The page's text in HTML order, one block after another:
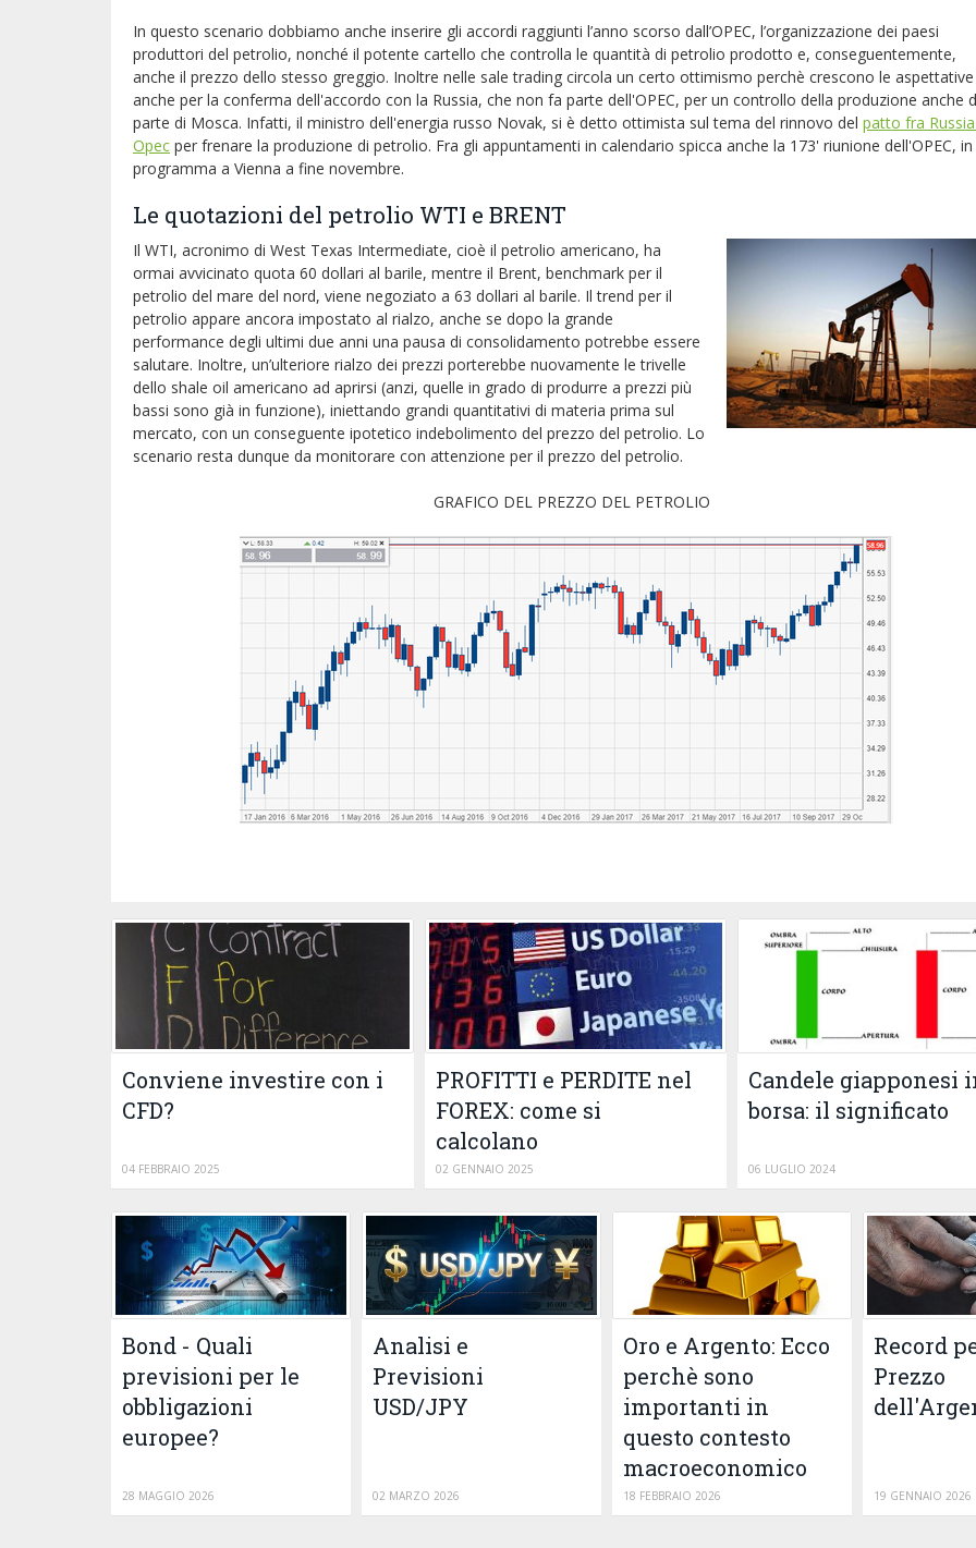
In questo scenario dobbiamo anche inserire gli accordi raggiunti l’anno scorso dall’OPEC, l’organizzazione dei paesi
produttori del petrolio, nonché il potente cartello che controlla le quantità di petrolio prodotto e, conseguentemente,
anche il prezzo dello stesso greggio. Inoltre nelle sale trading circola un certo ottimismo perchè crescono le aspettative
anche per la conferma dell'accordo con la Russia, che non fa parte dell'OPEC, per un controllo della produzione anche
parte di Mosca. Infatti, il ministro dell'energia russo Novak, si è detto ottimista sul tema del rinnovo del patto fra
Opec per frenare la produzione di petrolio. Fra gli appuntamenti in calendario spicca anche la 173' riunione dell'OPEC, in
programma a Vienna a fine novembre.
Le quotazioni del petrolio WTI e BRENT
Il WTI, acronimo di West Texas Intermediate, cioè il petrolio americano, ha
ormai avvicinato quota 60 dollari al barile, mentre il Brent, benchmark per il
petrolio del mare del nord, viene negoziato a 63 dollari al barile. Il trend per il
petrolio appare ancora impostato al rialzo, anche se dopo la grande
performance degli ultimi due anni una pausa di consolidamento potrebbe essere
salutare. Inoltre, un’ulteriore rialzo dei prezzi porterebbe nuovamente le trivelle
dello shale oil americano ad aprirsi (anzi, quelle in grado di produrre a prezzi più
bassi sono già in funzione), iniettando grandi quantitativi di materia prima sul
mercato, con un conseguente ipotetico indebolimento del prezzo del petrolio. Lo
scenario resta dunque da monitorare con attenzione per il prezzo del petrolio.
GRAFICO DEL PREZZO DEL PETROLIO
Conviene investire con i
CFD?
04 FEBBRAIO 2025
PROFITTI e PERDITE nel
FOREX: come si
calcolano
02 GENNAIO 2025
Candele giapponesi
borsa: il significato
06 LUGLIO 2024
Bond - Quali
previsioni per le
obbligazioni
europee?
28 MAGGIO 2026
Analisi e
Previsioni
USD/JPY
02 MARZO 2026
Oro e Argento: Ecco
perchè sono
importanti in
questo contesto
macroeconomico
18 FEBBRAIO 2026
Record
Prezzo
19 GENNAIO 2026